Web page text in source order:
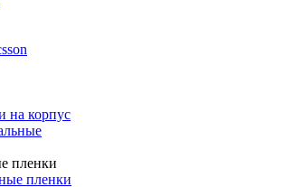
на корпус
пленки